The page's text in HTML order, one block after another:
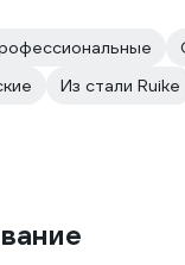
Из стали Ruike